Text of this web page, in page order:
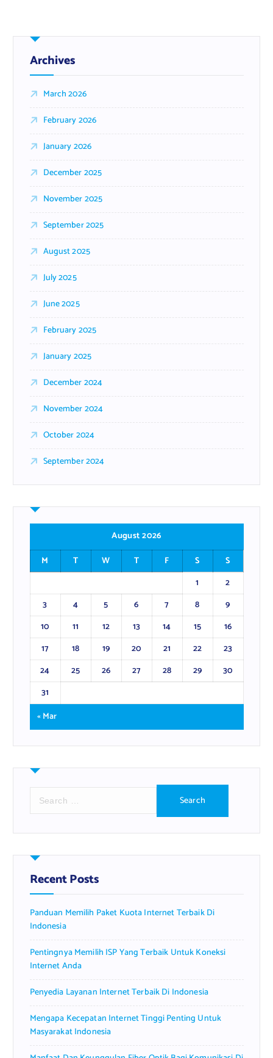
Archives
March 2026
February 2026
January 2026
December 2025
November 2025
September 2025
August 2025
July 2025
June 2025
February 2025
January 2025
December 2024
November 2024
October 2024
September 2024
August 2026
M
T W T F S
S
1
2
3
4 5 6 7 8
9
10
11 12 13 14 15
16
17
18 19 20 21 22
23
24
25 26 27 28 29
30
31
« Mar
r
h
f
o
:
Recent Posts
Panduan Memilih Paket Kuota Internet Terbaik Di
Indonesia
Pentingnya Memilih ISP Yang Terbaik Untuk Koneksi
Internet Anda
Penyedia Layanan Internet Terbaik Di Indonesia
Mengapa Kecepatan Internet Tinggi Penting Untuk
Masyarakat Indonesia